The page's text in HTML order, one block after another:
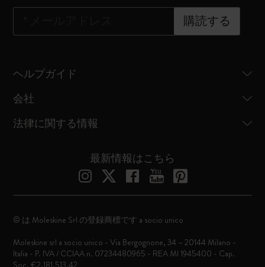
購読する
ヘルプガイド
会社
法律に関する情報
最新情報はこちら
© は Moleskine Srl の登録商標です a socio unico
Moleskine srl a socio unico - Via Bergognone, 34 – 20144 Milano -
Italia - P. IVA / CCIAA n. 07234480965 - REA MI 1945400 - Cap.
Soc. €2.181.513,42